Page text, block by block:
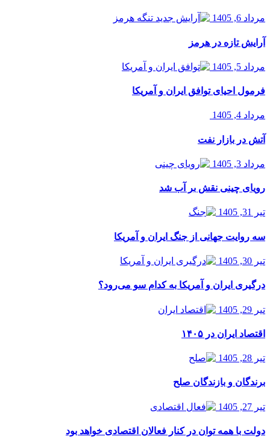
مرداد 6, 1405
آرایش تازه در هرمز
مرداد 5, 1405
فرمول احیای توافق ایران و آمریکا
مرداد 4, 1405
آتش در بازار نفت
مرداد 3, 1405
رویای چینی نقش بر آب شد
تیر 31, 1405
سه روایت جهانی از جنگ ایران و آمریکا
تیر 30, 1405
درگیری ایران و آمریکا به کدام سو می‌رود؟
تیر 29, 1405
اقتصاد ایران در ۱۴۰۵
تیر 28, 1405
برندگان و بازندگان صلح
تیر 27, 1405
دولت با همه توان در کنار فعالان اقتصادی خواهد بود